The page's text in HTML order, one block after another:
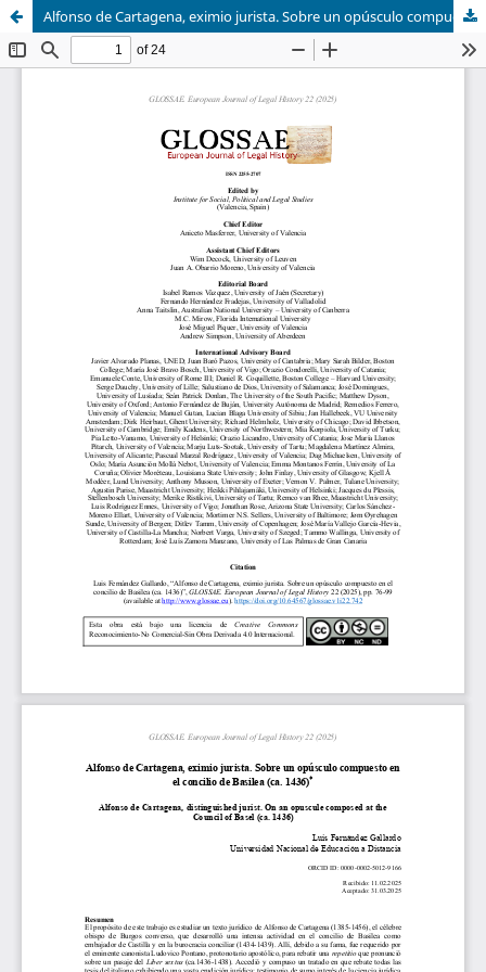
Alfonso de Cartagena, eximio jurista. Sobre un opúsculo compuesto en el concilio de Basilea (ca. 1436)